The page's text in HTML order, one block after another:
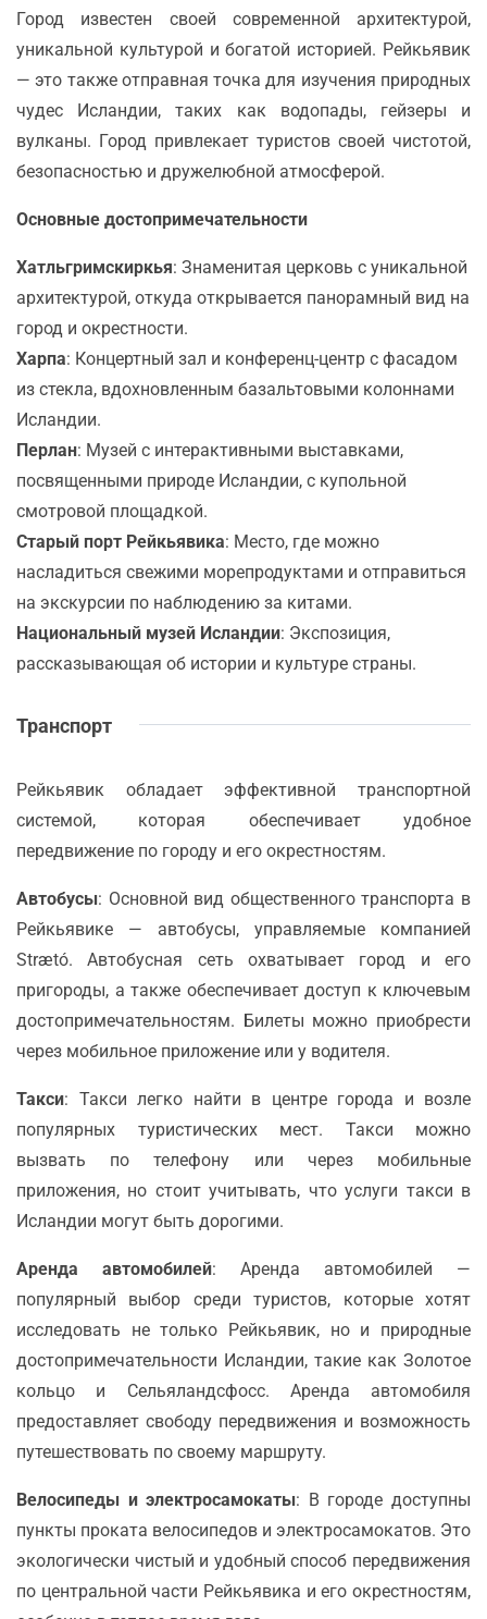
Город известен своей современной архитектурой,
уникальной культурой и богатой историей. Рейкьявик
— это также отправная точка для изучения природных
чудес Исландии, таких как водопады, гейзеры и
вулканы. Город привлекает туристов своей чистотой,
безопасностью и дружелюбной атмосферой.
Основные достопримечательности
Хатльгримскиркья: Знаменитая церковь с уникальной
архитектурой, откуда открывается панорамный вид на
город и окрестности.
Харпа: Концертный зал и конференц-центр с фасадом
из стекла, вдохновленным базальтовыми колоннами
Исландии.
Перлан: Музей с интерактивными выставками,
посвященными природе Исландии, с купольной
смотровой площадкой.
Старый порт Рейкьявика: Место, где можно
насладиться свежими морепродуктами и отправиться
на экскурсии по наблюдению за китами.
Национальный музей Исландии: Экспозиция,
рассказывающая об истории и культуре страны.
Транспорт
Рейкьявик обладает эффективной транспортной
системой, которая обеспечивает удобное
передвижение по городу и его окрестностям.
Автобусы: Основной вид общественного транспорта в
Рейкьявике — автобусы, управляемые компанией
Strætó. Автобусная сеть охватывает город и его
пригороды, а также обеспечивает доступ к ключевым
достопримечательностям. Билеты можно приобрести
через мобильное приложение или у водителя.
Такси: Такси легко найти в центре города и возле
популярных туристических мест. Такси можно
вызвать по телефону или через мобильные
приложения, но стоит учитывать, что услуги такси в
Исландии могут быть дорогими.
Аренда автомобилей: Аренда автомобилей —
популярный выбор среди туристов, которые хотят
исследовать не только Рейкьявик, но и природные
достопримечательности Исландии, такие как Золотое
кольцо и Сельяландсфосс. Аренда автомобиля
предоставляет свободу передвижения и возможность
путешествовать по своему маршруту.
Велосипеды и электросамокаты: В городе доступны
пункты проката велосипедов и электросамокатов. Это
экологически чистый и удобный способ передвижения
по центральной части Рейкьявика и его окрестностям,